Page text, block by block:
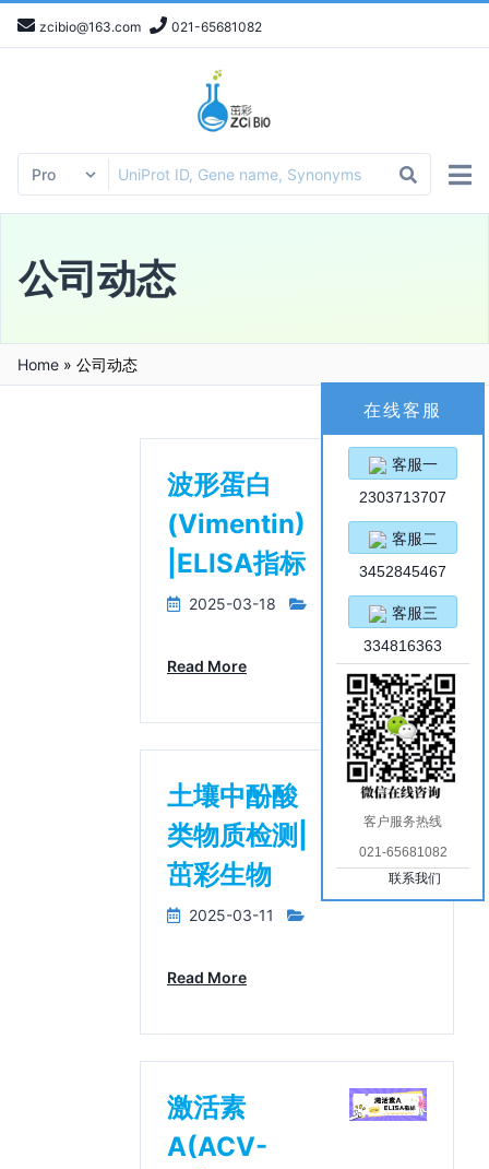
zcibio@163.com 021-65681082
公司动态
Home » 公司动态
波形蛋白
(Vimentin)
|ELISA指标
2025-03-18
Read More
土壤中酚酸
类物质检测|
茁彩生物
2025-03-11
Read More
激活素
A(ACV-
在线客服
客服一
2303713707
客服二
3452845467
客服三
334816363
客户服务热线
021-65681082
联系我们